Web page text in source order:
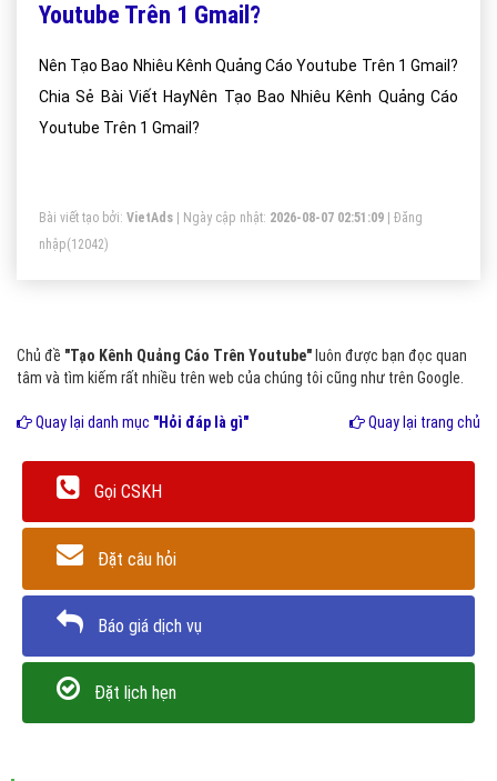
Youtube Trên 1 Gmail?
Nên Tạo Bao Nhiêu Kênh Quảng Cáo Youtube Trên 1 Gmail?
Chia Sẻ Bài Viết HayNên Tạo Bao Nhiêu Kênh Quảng Cáo
Youtube Trên 1 Gmail?
Bài viết tạo bởi: VietAds | Ngày cập nhật: 2026-08-07 02:51:09
Đăng
nhập(12042)
Chủ đề "Tạo Kênh Quảng Cáo Trên Youtube" luôn được bạn đọc quan
tâm và tìm kiếm rất nhiều trên web của chúng tôi cũng như trên Google.
Quay lại danh mục "Hỏi đáp là gì" Quay lại trang chủ
Gọi CSKH
Đặt câu hỏi
Báo giá dịch vụ
Đặt lịch hẹn